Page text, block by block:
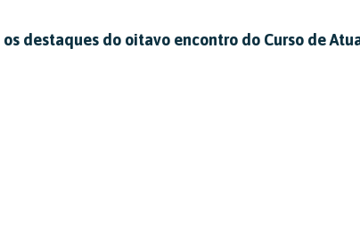
destaques do oitavo encontro do Curso de